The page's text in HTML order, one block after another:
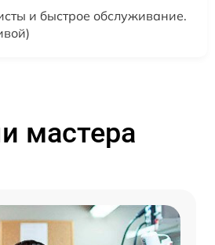
и быстрое обслуживание.
мастера